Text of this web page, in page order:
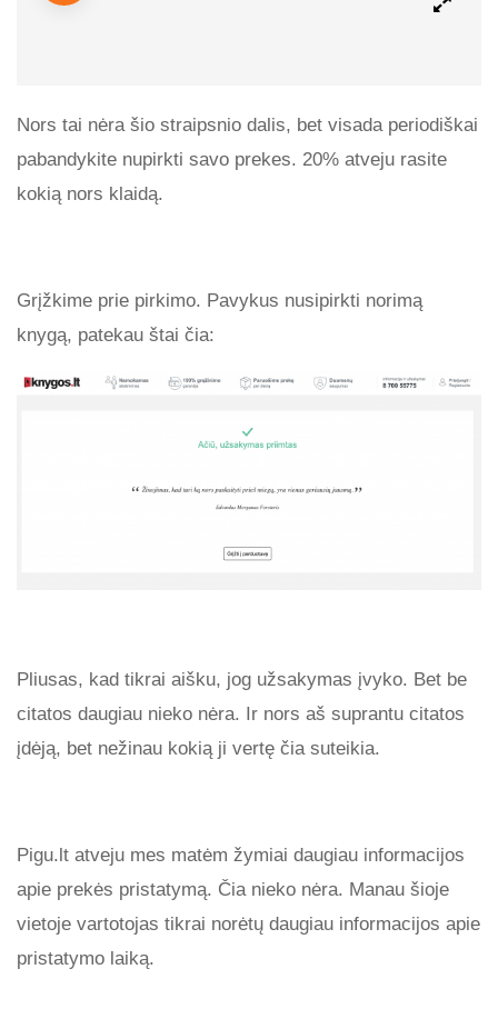
Nors tai nėra šio straipsnio dalis, bet visada periodiškai
pabandykite nupirkti savo prekes. 20% atveju rasite
kokią nors klaidą.
Grįžkime prie pirkimo. Pavykus nusipirkti norimą
knygą, patekau štai čia:
Pliusas, kad tikrai aišku, jog užsakymas įvyko. Bet be
citatos daugiau nieko nėra. Ir nors aš suprantu citatos
įdėją, bet nežinau kokią ji vertę čia suteikia.
Pigu.lt atveju mes matėm žymiai daugiau informacijos
apie prekės pristatymą. Čia nieko nėra. Manau šioje
vietoje vartotojas tikrai norėtų daugiau informacijos apie
pristatymo laiką.